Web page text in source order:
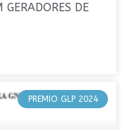
GERADORES DE
PREMIO GLP 2024